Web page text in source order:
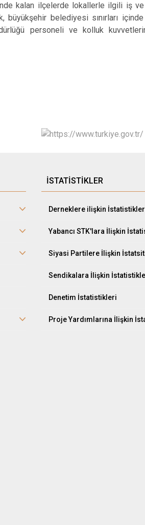
kalan ilçelerde lokallerle ilgili iş
büyükşehir belediyesi sınırları
personeli ve kolluk
İSTATİSTİKLER
Derneklere ilişkin İstatistikler
Yabancı STK'lara İlişkin
Siyasi Partilere İlişkin
Sendikalara İlişkin
Denetim İstatistikleri
Proje Yardımlarına İlişkin